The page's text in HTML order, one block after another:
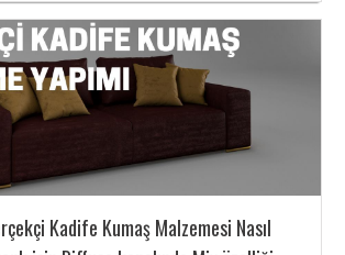
Kadife Kumaş Malzemesi Nasıl